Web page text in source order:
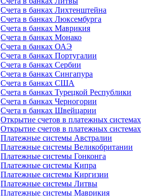
Счета в банках Лихтенштейна
Счета в банках Люксембурга
Счета в банках Маврикия
Счета в банках Монако
Счета в банках ОАЭ
Счета в банках Португалии
Счета в банках Сербии
Счета в банках Сингапура
Счета в банках США
Счета в банках Турецкой Республики
Счета в банках Черногории
Счета в банках Швейцарии
Открытие счетов в платежных системах
Открытие счетов в платежных системах
Платежные системы Австралии
Платежные системы Великобритании
Платежные системы Гонконга
Платежные системы Кипра
Платежные системы Киргизии
Платежные системы Литвы
Платежные системы Маврикия